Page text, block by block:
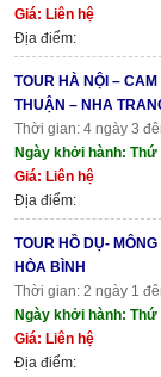
Giá: Liên hệ
Địa điểm:
TOUR HÀ NỘI –
THUẬN – NHA
Thời gian: 4 ngày 3
Ngày khởi hành: Thứ
Giá: Liên hệ
Địa điểm:
TOUR HỒ DỤ-
HÒA BÌNH
Thời gian: 2 ngày 1
Ngày khởi hành: Thứ
Giá: Liên hệ
Địa điểm: